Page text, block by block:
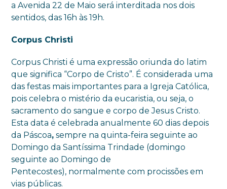
a Avenida 22 de Maio será interditada nos dois
sentidos, das 16h às 19h.
Corpus Christi
Corpus Christi é uma expressão oriunda do latim
que significa “Corpo de Cristo”. É considerada uma
das festas mais importantes para a Igreja Católica,
pois celebra o mistério da eucaristia, ou seja, o
sacramento do sangue e corpo de Jesus Cristo.
Esta data é celebrada anualmente 60 dias depois
da Páscoa, sempre na quinta-feira seguinte ao
Domingo da Santíssima Trindade (domingo
seguinte ao Domingo de
Pentecostes), normalmente com procissões em
vias públicas.